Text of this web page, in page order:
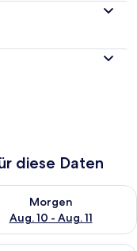
diese Daten
Aug. 9 - Aug.
Morgen
Aug. 10 - Aug. 11
die Verfügbarkeit